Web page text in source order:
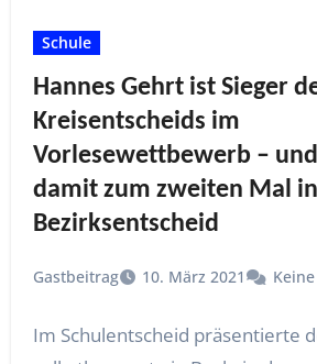
Schule
Hannes Gehrt ist Sieger
Kreisentscheids im
Vorlesewettbewerb – und
damit zum zweiten Mal
Bezirksentscheid
Gastbeitrag 10. März 2021
Im Schulentscheid präsentierte